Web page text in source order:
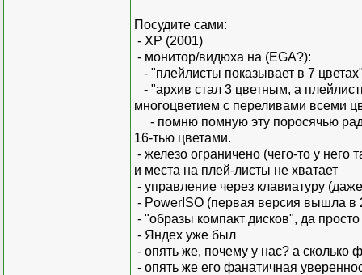
Посудите сами:
- ХР (2001)
- монитор/видюха на (EGA?):
- "плейлисты показывает в 7
- "архив стал 3 цветным, а
многоцветием с переливами всеми
- помню помную эту поросячью
16-тью цветами.
- железо ограничено (чего-то у
и места на плей-листы не хватает
- управление через клавиатуру
- PowerISO (первая версия вышла в
- "образы компакт дисков", да
- Яндех уже был
- опять же, почему у нас? а сколько
- опять же его фанатичная